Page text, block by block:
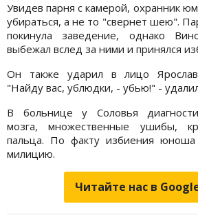
Увидев парня с камерой, охранник
убираться, а не то "свернет шею".
покинула заведение, однако
выбежал вслед за ними и принялся
Он также ударил в лицо
"Найду вас, ублюдки, - убью!" -
В больнице у Соловья
мозга, множественные ушибы,
пальца. По факту избиения юноша
милицию.
Читайте нас в